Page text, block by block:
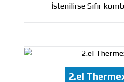
İstenilirse Sıfır
2.el